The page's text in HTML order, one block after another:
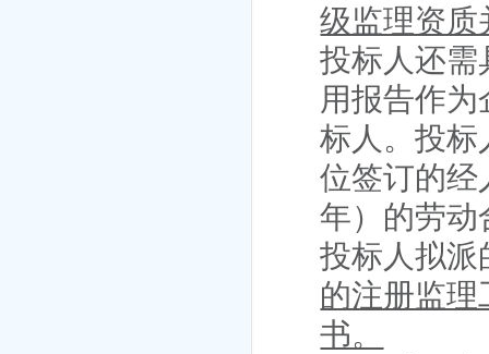
级监理资质
投标人还需
用报告作
标人。投标
位签订的经
年）的劳动
投标人拟派
的注册监
书。